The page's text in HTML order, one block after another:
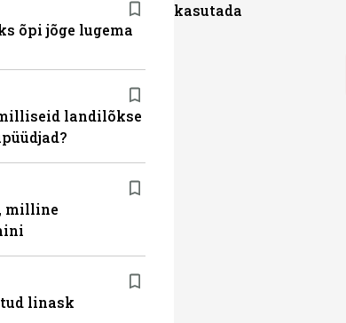
õpi jõge lugema
landilõkse
milline
linask
kasutada